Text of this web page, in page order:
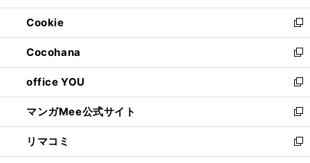
開
く
ウ
で
開
く
ン
ド
ウ
で
開
く
ウ
ィ
ン
ド
ウ
で
開
く
Cookie
新
し
い
ウ
ィ
ン
ド
ウ
で
開
Cocohana
新
し
い
ウ
ィ
ン
ド
ウ
office YOU
新
し
い
ウ
ィ
ン
マンガMee公式サイト
新
し
い
ウ
リマコミ
新
し